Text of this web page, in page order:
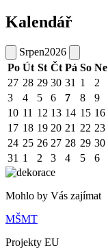
Kalendář
Srpen2026
Po Út St Čt Pá So Ne
27 28 29 30 31 1
2
3
4 5 6 7 8
9
10 11 12 13 14 15 16
17 18 19 20 21 22 23
24 25 26 27 28 29 30
31 1 2 3 4 5 6
Mohlo by Vás zajímat
MŠMT
Projekty EU